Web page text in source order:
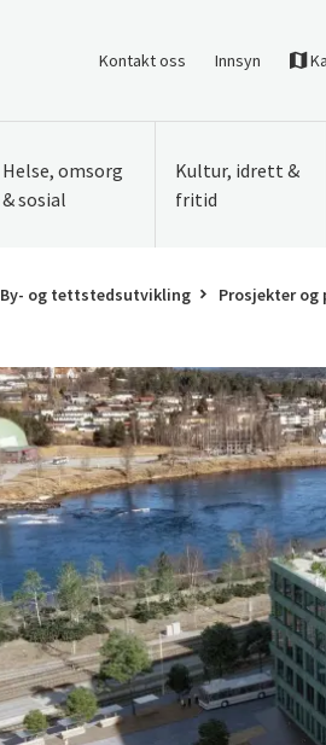
Kontakt oss Innsyn
Helse, omsorg
& sosial
Kultur, idrett &
fritid
By- og tettstedsutvikling Prosjekter og